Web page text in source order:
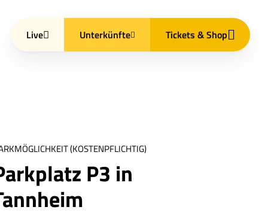
(KOSTENPFLICHTIG)
P3 in
Live Unterkünfte Tickets & Shop